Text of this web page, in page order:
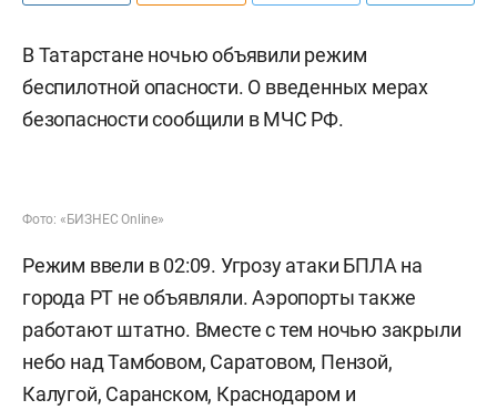
В Татарстане ночью объявили режим
беспилотной опасности. О введенных мерах
безопасности сообщили в МЧС РФ.